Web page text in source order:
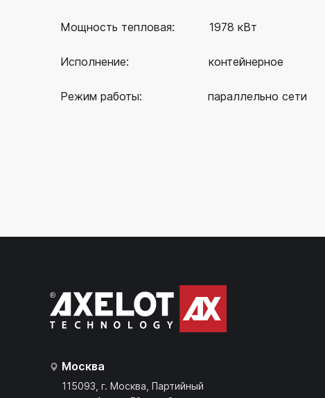
Мощность тепловая: 1978 кВт
Исполнение: контейнерное
Режим работы: параллельно сети
Москва
115093, г. Москва, Партийный